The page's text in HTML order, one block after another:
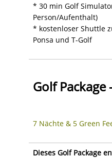
* 30 min Golf
Person/Aufenthalt)
* kostenloser Shuttle
Ponsa und T-Golf
Golf Package
7 Nächte & 5 Green
Dieses Golf Package